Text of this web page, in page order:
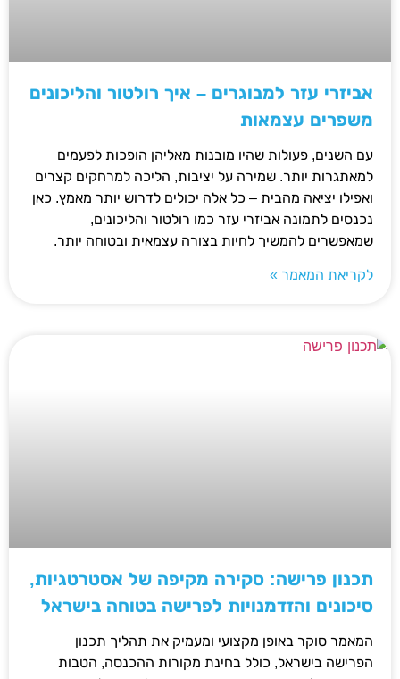
אביזרי עזר למבוגרים – איך רולטור והליכונים
משפרים עצמאות
עם השנים, פעולות שהיו מובנות מאליהן הופכות לפעמים
למאתגרות יותר. שמירה על יציבות, הליכה למרחקים קצרים
ואפילו יציאה מהבית – כל אלה יכולים לדרוש יותר מאמץ. כאן
נכנסים לתמונה אביזרי עזר כמו רולטור והליכונים,
שמאפשרים להמשיך לחיות בצורה עצמאית ובטוחה יותר.
לקריאת המאמר »
תכנון פרישה: סקירה מקיפה של אסטרטגיות,
סיכונים והזדמנויות לפרישה בטוחה בישראל
המאמר סוקר באופן מקצועי ומעמיק את תהליך תכנון
הפרישה בישראל, כולל בחינת מקורות ההכנסה, הטבות